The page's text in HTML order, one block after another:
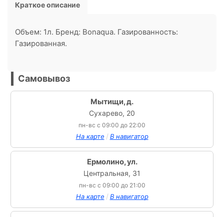
Краткое описание
Объем: 1л. Бренд: Bonaqua. Газированность:
Газированная.
Самовывоз
Мытищи, д.
Сухарево, 20
пн-вс с 09:00 до 22:00
На карте / В навигатор
Ермолино, ул.
Центральная, 31
пн-вс с 09:00 до 21:00
На карте / В навигатор